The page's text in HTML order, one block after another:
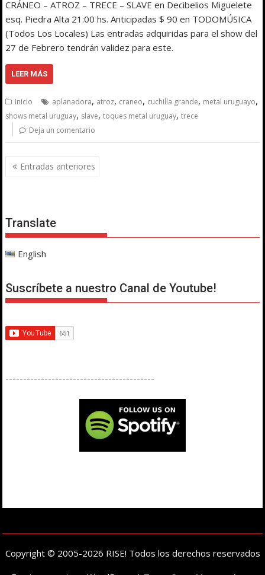
CRÁNEO – ATROZ – TRECE – SLAVE en Decibelios Miguelete
esq. Piedra Alta 21:00 hs. Anticipadas $ 90 en TODOMÚSICA
(Todos Los Locales) Las entradas adquiridas para el show del
27 de Febrero tendrán validez para este.
LEER MÁS
Inicio aplanadora, atroz, craneo, cuchilla grande, metal uruguayo,
shows metal uruguay, slave,toques metal uruguay,trece
Deja un comentario
Navegación
de
Entradas anteriores
Translate
English
Suscríbete a nuestro Canal de Youtube!
------------------------------------------
Copyright © 2005-2026 RISE! Todos los derechos reservados